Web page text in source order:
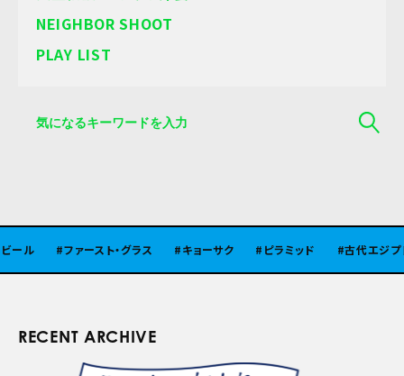
NEIGHBOR SHOOT
PLAY LIST
ル ファースト・グラス キョーサク ピラミッド 古代エジプト
RECENT ARCHIVE